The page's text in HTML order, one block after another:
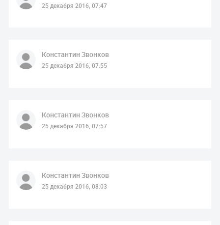
25 декабря 2016, 07:47
Константин Звонков
25 декабря 2016, 07:55
Константин Звонков
25 декабря 2016, 07:57
Константин Звонков
25 декабря 2016, 08:03